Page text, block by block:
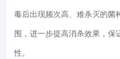
毒后出现频次高、难杀灭的菌
围，进一步提高消杀效果，保
性。